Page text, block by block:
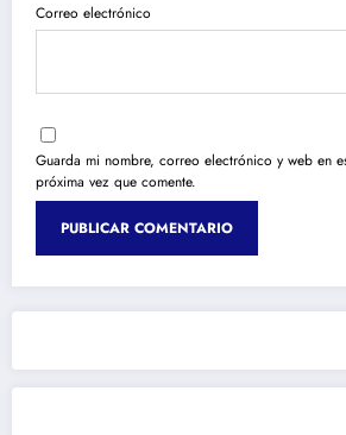
Correo electrónico
Guarda mi nombre, correo electrónico y web en
próxima vez que comente.